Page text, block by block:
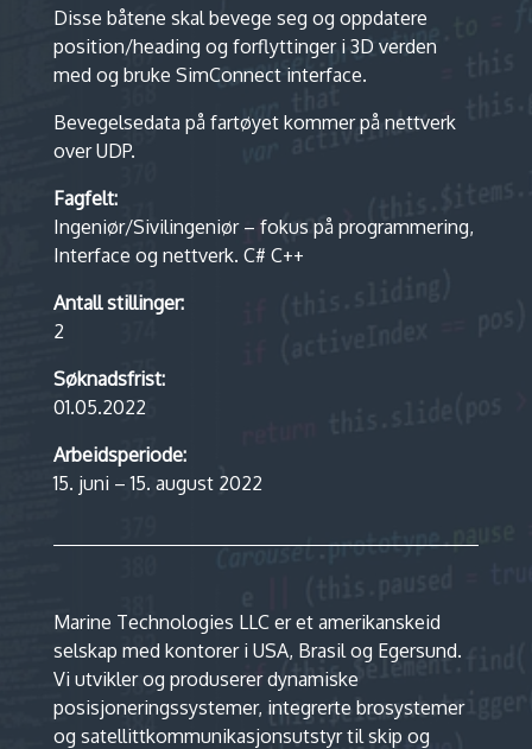
Disse båtene skal bevege seg og oppdatere
position/heading og forflyttinger i 3D verden
med og bruke SimConnect interface.
Bevegelsedata på fartøyet kommer på nettverk
over UDP.
Fagfelt:
Ingeniør/Sivilingeniør – fokus på programmering,
Interface og nettverk. C# C++
Antall stillinger:
2
Søknadsfrist:
01.05.2022
Arbeidsperiode:
15. juni – 15. august 2022
Marine Technologies LLC er et amerikanskeid
selskap med kontorer i USA, Brasil og Egersund.
Vi utvikler og produserer dynamiske
posisjoneringssystemer, integrerte brosystemer
og satellittkommunikasjonsutstyr til skip og